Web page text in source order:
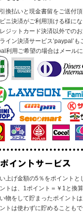
換払いと現金書留をご送付
ニ決済がご利用頂ける様に
ジットカード決済以外での
イン決済サービス’paypal’
利用ご希望の場合はメール
上げ金額の5％をポイントと
トは、1ポイント＝￥1と換
物をして貯まったポイント
トは使わずに貯めることも